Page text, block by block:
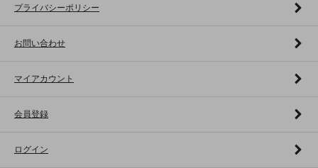
プライバシーポリシー
お問い合わせ
マイアカウント
会員登録
ログイン